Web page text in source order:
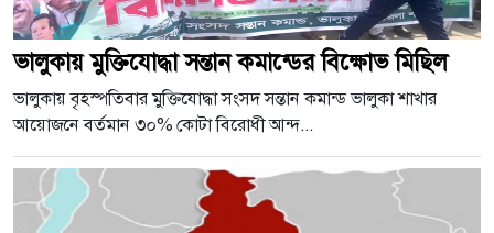
ভালুকায় মুক্তিযোদ্ধা সন্তান কমান্ডের বিক্ষোভ মিছিল
ভালুকায় বৃহস্পতিবার মুক্তিযোদ্ধা সংসদ সন্তান কমান্ড ভালুকা শাখার
আয়োজনে বর্তমান ৩০% কোটা বিরোধী আন্দ...